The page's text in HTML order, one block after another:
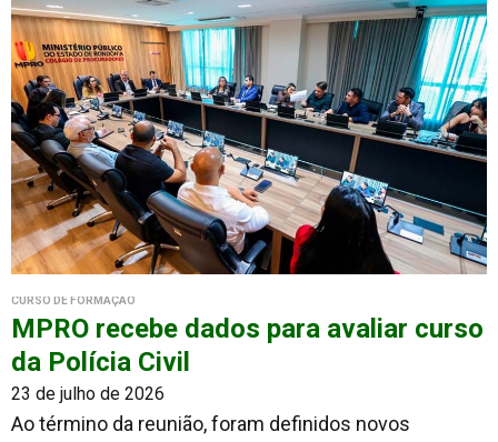
CURSO DE FORMAÇÃO
MPRO recebe dados para avaliar curso
da Polícia Civil
23 de julho de 2026
Ao término da reunião, foram definidos novos